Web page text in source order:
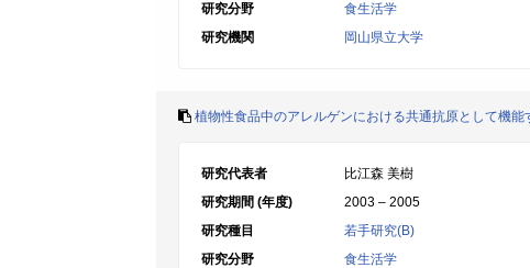
研究分野
食生活学
研究機関
岡山県立大学
植物性食品中のアレルゲンにおける共通抗原として機能
研究代表者
比江森 美樹
研究期間 (年度)
2003 – 2005
研究種目
若手研究(B)
研究分野
食生活学